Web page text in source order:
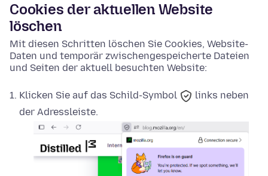
Cookies der aktuellen Website
löschen
Mit diesen Schritten löschen Sie Cookies, Website-
Daten und temporär zwischengespeicherte Dateien
und Seiten der aktuell besuchten Website:
Klicken Sie auf das Schild-Symbol
links neben
der Adressleiste.